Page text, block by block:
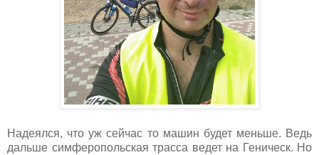
Надеялся, что уж сейчас то машин будет меньше. Ведь
дальше симферопольская трасса ведет на Геническ. Но